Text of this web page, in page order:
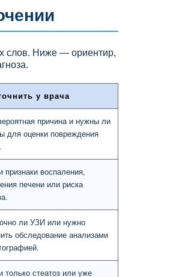
слов. Ниже — ориентир,
у врача
причина и нужны ли
для оценки повреждения
признаки воспаления,
печени или риска
ли УЗИ или нужно
обследование анализами
только стеатоз или уже